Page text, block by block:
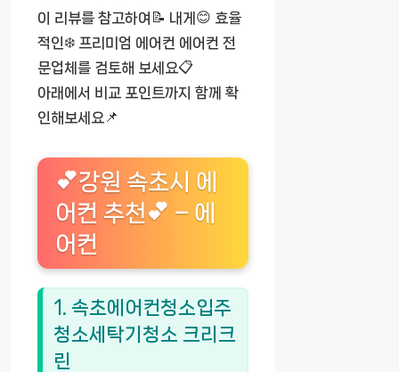
이 리뷰를 참고하여📝 내게😊 효율
적인❄️ 프리미엄 에어컨 에어컨 전
문업체를 검토해 보세요📋
아래에서 비교 포인트까지 함께 확
인해보세요📌
💕강원 속초시 에
어컨 추천💕 – 에
어컨
1. 속초에어컨청소입주
청소세탁기청소 크리크
린